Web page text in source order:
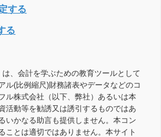
する
る
、会計を学ぶための教育ツールとして
ル(比例縮尺)財務諸表やデータなどのコ
ル株式会社（以下、弊社）あるいは本
活動等を勧誘又は誘引するものではあ
いかなる助言も提供しません。本コン
ことは適切ではありません。本サイト